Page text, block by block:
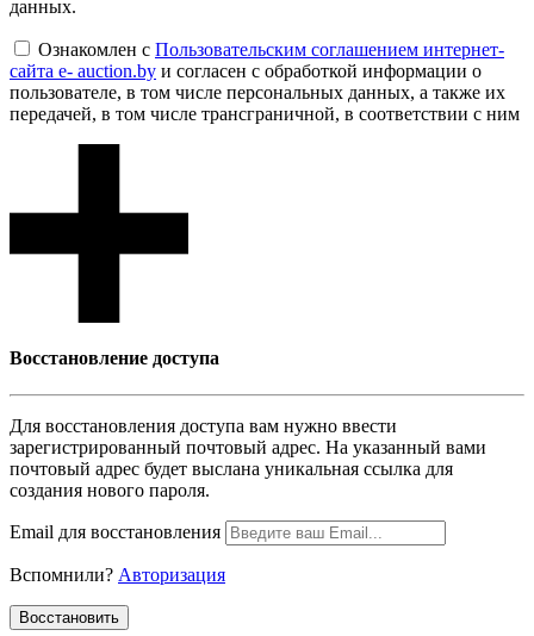
данных.
Ознакомлен с Пользовательским соглашением интернет-
сайта e- auction.by и согласен с обработкой информации о
пользователе, в том числе персональных данных, а также их
передачей, в том числе трансграничной, в соответствии с ним
Восcтановление доступа
Для восcтановления доступа вам нужно ввести
зарегистрированный почтовый адрес. На указанный вами
почтовый адрес будет выслана уникальная ссылка для
создания нового пароля.
Email для восcтановления
Вспомнили? Авторизация
Воcстановить